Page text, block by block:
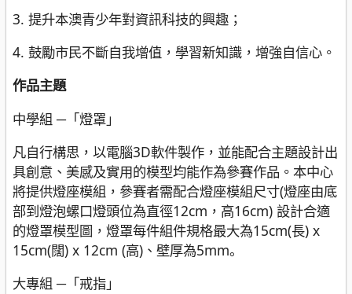
3. 提升本澳青少年對資訊科技的興趣；
4. 鼓勵市民不斷自我增值，學習新知識，增強自信心。
作品主題
中學組 ─「燈罩」
凡自行構思，以電腦3D軟件製作，並能配合主題設計出
具創意、美感及實用的模型均能作為參賽作品。本中心
將提供燈座模組，參賽者需配合燈座模組尺寸(燈座由底
部到燈泡螺口燈頭位為直徑12cm，高16cm) 設計合適
的燈罩模型圖，燈罩每件組件規格最大為15cm(長) x
15cm(闊) x 12cm (高)、壁厚為5mm。
大專組 ─「戒指」